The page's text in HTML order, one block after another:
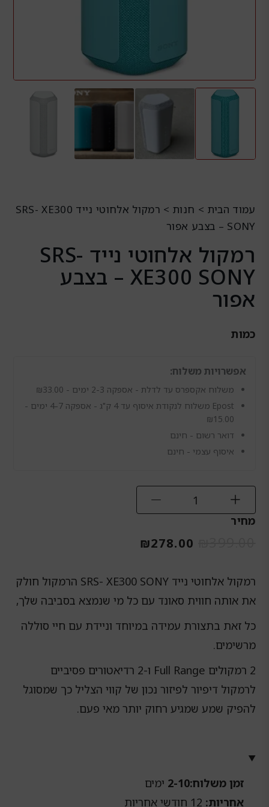
עמוד הבית > חנות>
רמקול אלחוטי נייד SRS- XE300
SONY – בצבע אפור
רמקול אלחוטי נייד SRS-
XE300 SONY – בצבע
אפור
כמות
אפשרויות משלוח:
משלוח אקספרס עד לדלת - אספקה 2-3 ימים - ₪33.00
Epost משלוח לנקודת איסוף עד 4 ק"ג - אספקה 4-7 ימים -
₪15.00
דואר רשום - חינם
איסוף עצמי - חינם
אלחוטי
SRS-
מחיר
המחיר
היה:
₪399.00.
₪278.00
הוא:
₪278.00.
רמקול אלחוטי נייד SRS- XE300 SONY הרמקול חולק
את אותה חווית סאונד עם כל מי שנמצא בסביבה שלך,
כל זאת בתצורת עמידה במיוחד וניידת עם חיי סוללה
מרשימים.
2 רמקולים Full Range ו-2 רדיאטורים פסיביים
לרמקול דיפיור לפיזור נכון של קווי הצליל כך שמסוגל
להפיק שמע שמגיע רחוק יותר מאי פעם.
זמן משלוח:2-10
ימים
אחריות: 12 חודשי אחריות